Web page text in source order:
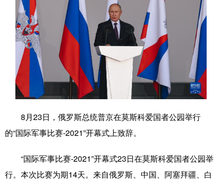
文化 书画
访谈 视频 图片
法律 中央文件 金融 汽车
食品 人居 信息化 数字经济
学术中国 乡村振兴 银龄 溯源中国
彩票 娱乐 时尚
文化产业
8月23日，俄罗斯总统普京在莫斯科爱国者公园举行
的“国际军事比赛-2021”开幕式上致辞。
“国际军事比赛-2021”开幕式23日在莫斯科爱国者公园举
行。本次比赛为期14天。来自俄罗斯、中国、阿塞拜疆、白